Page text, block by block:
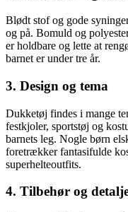
Blødt stof og gode
og på. Bomuld og
er holdbare og lette at
barnet er under tre år.
3. Design og tema
Dukketøj findes i mange
festkjoler, sportstøj og
barnets leg. Nogle børn
foretrækker fantasifulde
superhelteoutfits.
4. Tilbehør og